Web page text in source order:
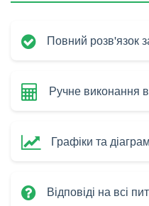
Повний розв'язок
Ручне виконання
Графіки та
Відповіді на всі